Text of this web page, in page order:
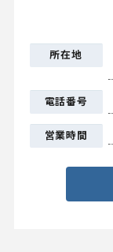
所在地
電話番号
営業時間